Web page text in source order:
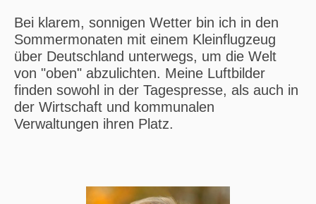
Bei klarem, sonnigen Wetter bin ich in den
Sommermonaten mit einem Kleinflugzeug
über Deutschland unterwegs, um die Welt
von "oben" abzulichten. Meine Luftbilder
finden sowohl in der Tagespresse, als auch in
der Wirtschaft und kommunalen
Verwaltungen ihren Platz.